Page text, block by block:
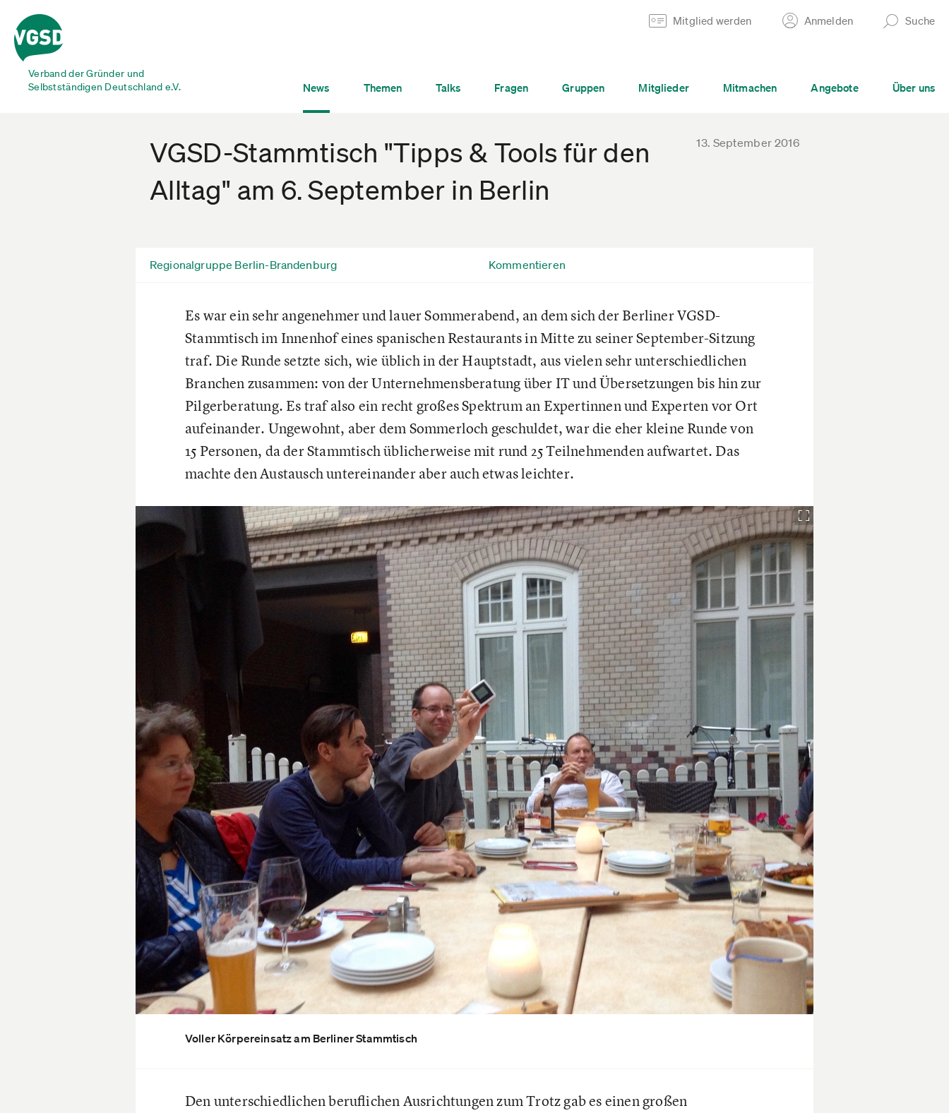
Verband der Gründer und
Selbstständigen Deutschland e.V.
Mitglied werden Anmelden Suche
News Themen Talks Fragen Gruppen Mitglieder Mitmachen Angebote Über uns
VGSD-Stammtisch "Tipps & Tools für den
Alltag" am 6. September in Berlin
13. September 2016
Regionalgruppe Berlin-Brandenburg Kommentieren
Es war ein sehr angenehmer und lauer Sommerabend, an dem sich der Berliner VGSD-
Stammtisch im Innenhof eines spanischen Restaurants in Mitte zu seiner September-Sitzung
traf. Die Runde setzte sich, wie üblich in der Hauptstadt, aus vielen sehr unterschiedlichen
Branchen zusammen: von der Unternehmensberatung über IT und Übersetzungen bis hin zur
Pilgerberatung. Es traf also ein recht großes Spektrum an Expertinnen und Experten vor Ort
aufeinander. Ungewohnt, aber dem Sommerloch geschuldet, war die eher kleine Runde von
15 Personen, da der Stammtisch üblicherweise mit rund 25 Teilnehmenden aufwartet. Das
machte den Austausch untereinander aber auch etwas leichter.
Voller Körpereinsatz am Berliner Stammtisch
Den unterschiedlichen beruflichen Ausrichtungen zum Trotz gab es einen großen